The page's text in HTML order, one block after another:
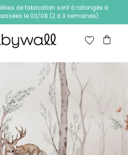
fabrication sont à rallongés à
le 03/08 (2 à 3 semaines)
aussi vous intéresser